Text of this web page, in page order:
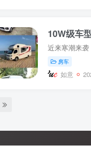
10W级车
房车
如意